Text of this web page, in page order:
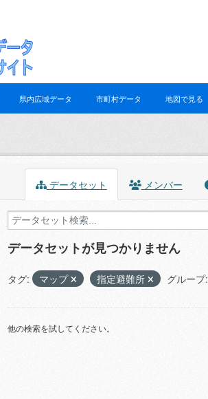
県内広域データ 市町村データ 地図で見る
データセット メンバー
データセットが見つかりません
タグ: マップ 指定避難所 グループ:
他の検索を試してください。